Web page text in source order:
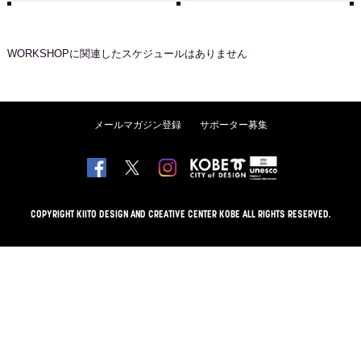
WORKSHOPに関連したスケジュールはありません
メールマガジン登録 サポーター募集
COPYRIGHT KIITO DESIGN AND CREATIVE CENTER KOBE ALL RIGHTS RESERVED.